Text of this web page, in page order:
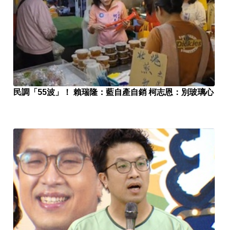
民調「55波」！ 賴瑞隆：藍自產自銷 柯志恩：別玻璃心